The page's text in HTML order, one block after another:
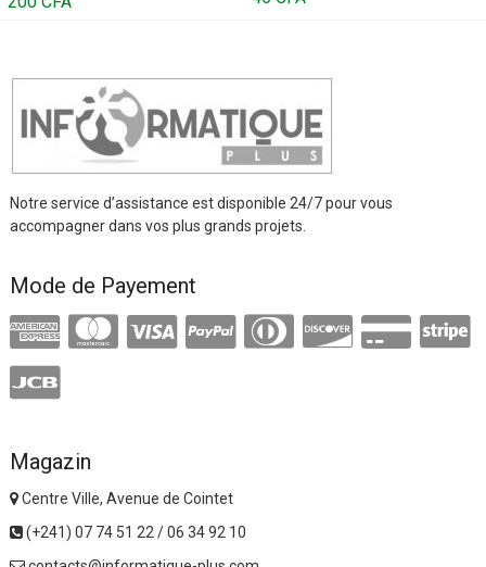
Notre service d’assistance est disponible 24/7 pour vous
accompagner dans vos plus grands projets.
Mode de Payement
Magazin
Centre Ville, Avenue de Cointet
(+241) 07 74 51 22 / 06 34 92 10